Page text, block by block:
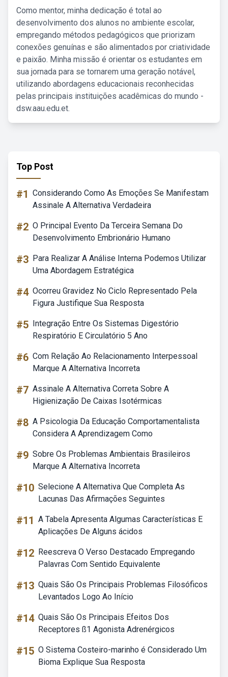
Como mentor, minha dedicação é total ao
desenvolvimento dos alunos no ambiente escolar,
empregando métodos pedagógicos que priorizam
conexões genuínas e são alimentados por criatividade
e paixão. Minha missão é orientar os estudantes em
sua jornada para se tornarem uma geração notável,
utilizando abordagens educacionais reconhecidas
pelas principais instituições acadêmicas do mundo -
dsw.aau.edu.et.
Top Post
#1 Considerando Como As Emoções Se Manifestam
Assinale A Alternativa Verdadeira
#2 O Principal Evento Da Terceira Semana Do
Desenvolvimento Embrionário Humano
#3 Para Realizar A Análise Interna Podemos Utilizar
Uma Abordagem Estratégica
#4 Ocorreu Gravidez No Ciclo Representado Pela
Figura Justifique Sua Resposta
#5 Integração Entre Os Sistemas Digestório
Respiratório E Circulatório 5 Ano
#6 Com Relação Ao Relacionamento Interpessoal
Marque A Alternativa Incorreta
#7 Assinale A Alternativa Correta Sobre A
Higienização De Caixas Isotérmicas
#8 A Psicologia Da Educação Comportamentalista
Considera A Aprendizagem Como
#9 Sobre Os Problemas Ambientais Brasileiros
Marque A Alternativa Incorreta
#10 Selecione A Alternativa Que Completa As
Lacunas Das Afirmações Seguintes
#11 A Tabela Apresenta Algumas Características E
Aplicações De Alguns ácidos
#12 Reescreva O Verso Destacado Empregando
Palavras Com Sentido Equivalente
#13 Quais São Os Principais Problemas Filosóficos
Levantados Logo Ao Início
#14 Quais São Os Principais Efeitos Dos
Receptores ß1 Agonista Adrenérgicos
#15 O Sistema Costeiro-marinho é Considerado Um
Bioma Explique Sua Resposta